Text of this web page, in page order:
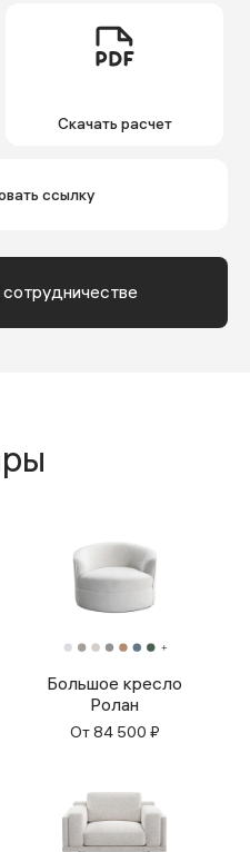
Cкачать расчет
ссылку
Большое кресло
Ролан
От84 500 ₽